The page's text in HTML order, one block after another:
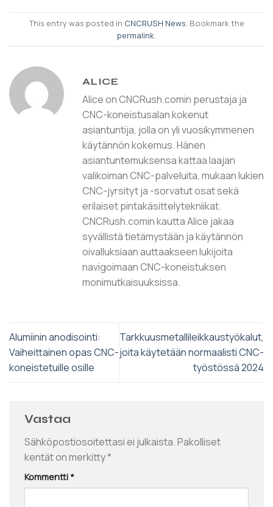
This entry was posted in CNCRUSH News . Bookmark the
permalink
ALICE
Alice on CNCRush.comin perustaja ja
CNC-koneistusalan kokenut
asiantuntija, jolla on yli vuosikymmenen
käytännön kokemus. Hänen
asiantuntemuksensa kattaa laajan
valikoiman CNC-palveluita, mukaan lukien
CNC-jyrsityt ja -sorvatut osat sekä
erilaiset pintakäsittelytekniikat.
CNCRush.comin kautta Alice jakaa
syvällistä tietämystään ja käytännön
oivalluksiaan auttaakseen lukijoita
navigoimaan CNC-koneistuksen
monimutkaisuuksissa.
Alumiinin anodisointi:
Vaiheittainen opas CNC-
koneistetuille osille
Tarkkuusmetallileikkaustyökalut,
joita käytetään normaalisti CNC-
työstössä 2024
Vastaa
Sähköpostiosoitettasi ei julkaista.Pakolliset
kentät on merkitty*
Kommentti *